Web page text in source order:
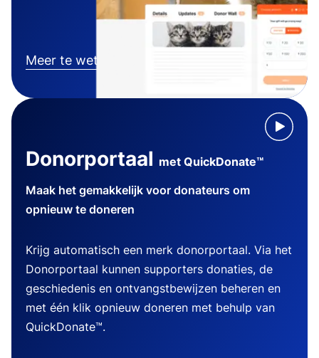
Meer te weten komen
Donorportaal met QuickDonate™
Maak het gemakkelijk voor donateurs om
opnieuw te doneren
Krijg automatisch een merk donorportaal. Via het
Donorportaal kunnen supporters donaties, de
geschiedenis en ontvangstbewijzen beheren en
met één klik opnieuw doneren met behulp van
QuickDonate™.